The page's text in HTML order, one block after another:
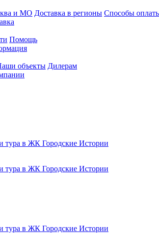
и МО Доставка в регионы Способы
Помощь
объекты Дилерам
тура в ЖК Городские Истории
тура в ЖК Городские Истории
тура в ЖК Городские Истории